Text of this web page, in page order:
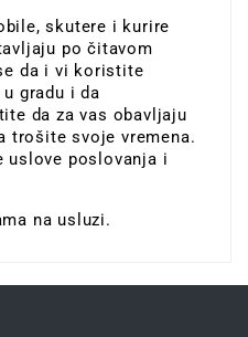
skutere i kurire
po čitavom
da i vi koristite
gradu i da
da za vas obavljaju
trošite svoje vremena.
uslove poslovanja i
na usluzi.